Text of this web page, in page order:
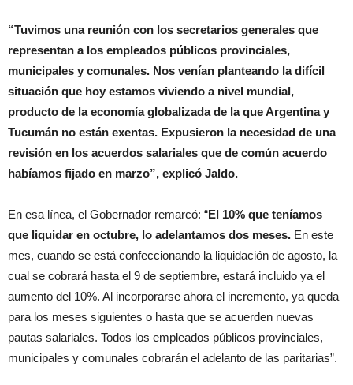
“Tuvimos una reunión con los secretarios generales que
representan a los empleados públicos provinciales,
municipales y comunales. Nos venían planteando la difícil
situación que hoy estamos viviendo a nivel mundial,
producto de la economía globalizada de la que Argentina y
Tucumán no están exentas. Expusieron la necesidad de una
revisión en los acuerdos salariales que de común acuerdo
habíamos fijado en marzo”, explicó Jaldo.
En esa línea, el Gobernador remarcó: “El 10% que teníamos
que liquidar en octubre, lo adelantamos dos meses. En este
mes, cuando se está confeccionando la liquidación de agosto, la
cual se cobrará hasta el 9 de septiembre, estará incluido ya el
aumento del 10%. Al incorporarse ahora el incremento, ya queda
para los meses siguientes o hasta que se acuerden nuevas
pautas salariales. Todos los empleados públicos provinciales,
municipales y comunales cobrarán el adelanto de las paritarias”.